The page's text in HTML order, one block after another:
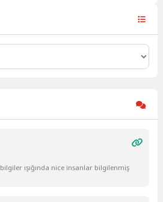
ışığında nice insanlar bilgilenmiş